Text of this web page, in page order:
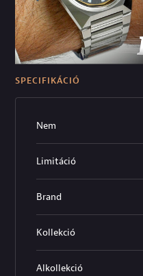
SPECIFIKÁCIÓ
Nem
Limitáció
Brand
Kollekció
Alkollekció